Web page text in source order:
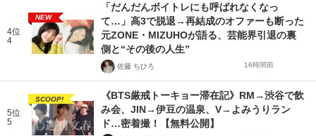
4位
4
NEW
「だんだんボイトレにも呼ばれなくなっ
て…」高3で脱退→再結成のオファーも断った
元ZONE・MIZUHOが語る、芸能界引退の裏
側と“その後の人生”
佐藤 ちひろ 16時間前
5位
5
SCOOP!
《BTS厳戒トーキョー滞在記》RM→渋谷で飲
み会、JIN→伊豆の温泉、V→よみうりラン
ド…密着撮！【無料公開】